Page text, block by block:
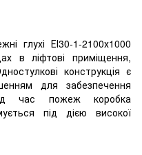
глухі ЕІ30-1-2100х1000
в ліфтові приміщення,
конструкція є
для забезпечення
час пожеж коробка
під дією високої